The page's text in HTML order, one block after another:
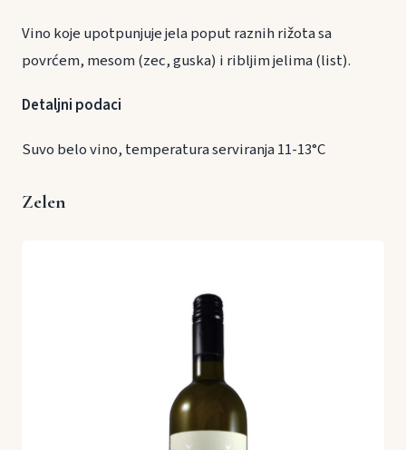
Vino koje upotpunjuje jela poput raznih rižota sa
povrćem, mesom (zec, guska) i ribljim jelima (list).
Detaljni podaci
Suvo belo vino, temperatura serviranja 11-13°C
Zelen